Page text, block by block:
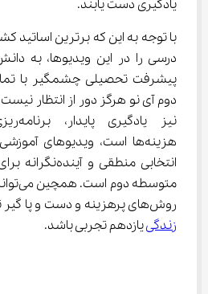
یادگیری دست یابند.
پیشرفت تحصیلی چشمگیر با
دوم آی نو هرگز دور از انتظار
هزینه‌ها است، ویدیوهای
انتخابی منطقی و
روش‌های پرهزینه و دست و پا گیر تدریس خصوصی
زندگی یازدهم تجربی ‌باشد.